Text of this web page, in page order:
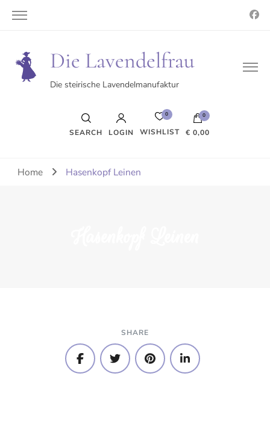
Die Lavendelfrau
Die steirische Lavendelmanufaktur
SEARCH LOGIN
0
WISHLIST
0
€ 0,00
Es befinden sich keine Produkte im Warenkorb.
Home Hasenkopf Leinen
SHARE